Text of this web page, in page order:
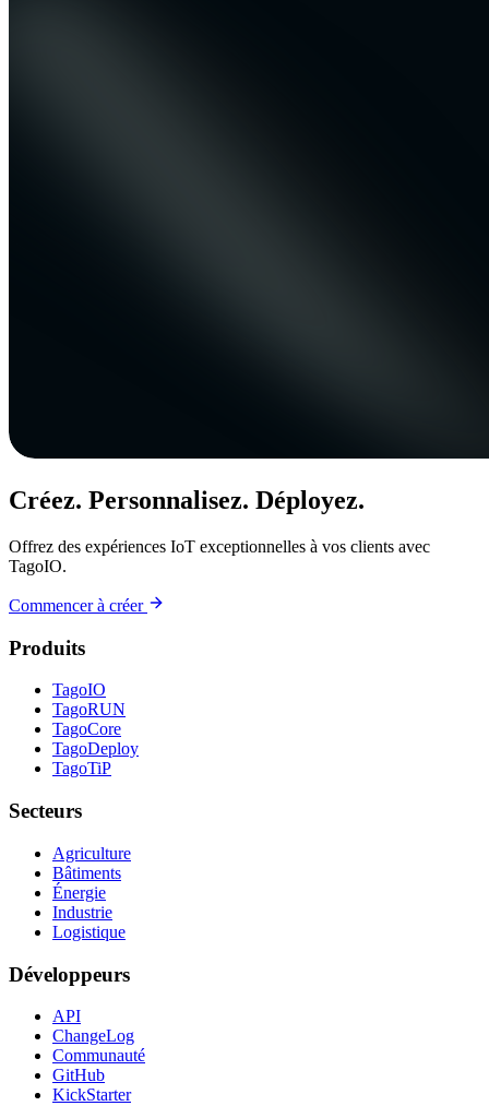
Créez. Personnalisez. Déployez.
Offrez des expériences IoT exceptionnelles à vos clients avec
TagoIO.
Commencer à créer
Produits
TagoIO
TagoRUN
TagoCore
TagoDeploy
TagoTiP
Secteurs
Agriculture
Bâtiments
Énergie
Industrie
Logistique
Développeurs
API
ChangeLog
Communauté
GitHub
KickStarter